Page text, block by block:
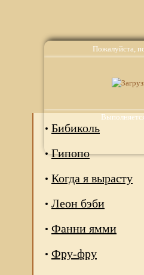
Пожалуйста,
Бибиколь
Гипопо
Когда я вырасту
Леон бэби
Фанни ямми
Фру-фру